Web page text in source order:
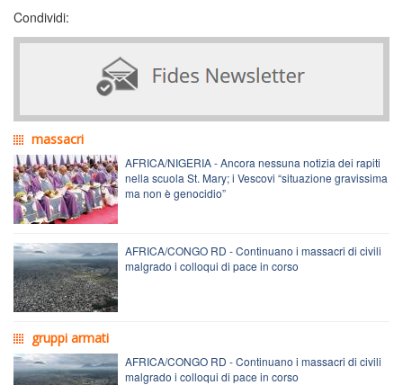
Condividi:
massacri
AFRICA/NIGERIA - Ancora nessuna notizia dei rapiti
nella scuola St. Mary; i Vescovi “situazione gravissima
ma non è genocidio”
AFRICA/CONGO RD - Continuano i massacri di civili
malgrado i colloqui di pace in corso
gruppi armati
AFRICA/CONGO RD - Continuano i massacri di civili
malgrado i colloqui di pace in corso